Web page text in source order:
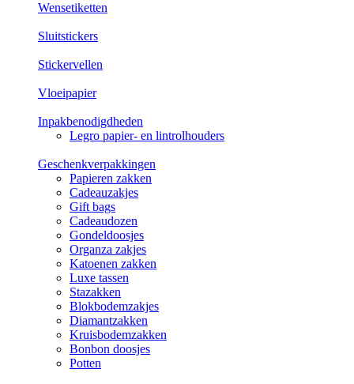
Wensetiketten
Sluitstickers
Stickervellen
Vloeipapier
Inpakbenodigdheden
Legro papier- en lintrolhouders
Geschenkverpakkingen
Papieren zakken
Cadeauzakjes
Gift bags
Cadeaudozen
Gondeldoosjes
Organza zakjes
Katoenen zakken
Luxe tassen
Stazakken
Blokbodemzakjes
Diamantzakken
Kruisbodemzakken
Bonbon doosjes
Potten